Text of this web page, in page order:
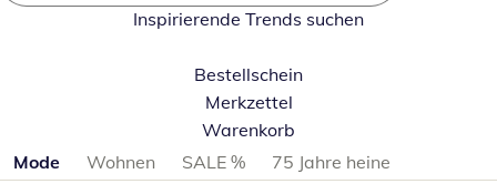
Inspirierende Trends suchen
Bestellschein
Merkzettel
Warenkorb
Produktkategorien überspringen
Mode Wohnen SALE %
75 Jahre heine